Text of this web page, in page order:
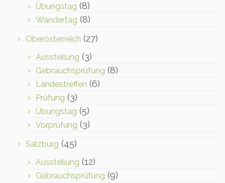
Übungstag (8)
Wandertag (8)
Oberösterreich (27)
Ausstellung (3)
Gebrauchsprüfung (8)
Landestreffen (6)
Prüfung (3)
Übungstag (5)
Vorprüfung (3)
Salzburg (45)
Ausstellung (12)
Gebrauchsprüfung (9)